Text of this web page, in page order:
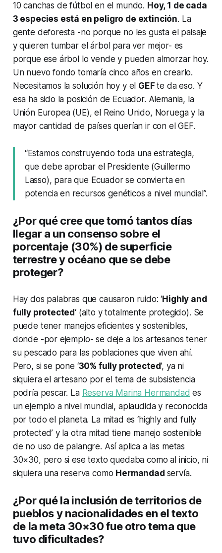
10 canchas de fútbol en el mundo. Hoy, 1 de cada
3 especies está en peligro de extinción. La
gente deforesta -no porque no les gusta el paisaje
y quieren tumbar el árbol para ver mejor- es
porque ese árbol lo vende y pueden almorzar hoy.
Un nuevo fondo tomaría cinco años en crearlo.
Necesitamos la solución hoy y el GEFte da eso. Y
esa ha sido la posición de Ecuador. Alemania, la
Unión Europea (UE), el Reino Unido, Noruega y la
mayor cantidad de países querían ir con el GEF.
“Estamos construyendo toda una estrategia,
que debe aprobar el Presidente (Guillermo
Lasso), para que Ecuador se convierta en
potencia en recursos genéticos a nivel mundial”.
¿Por qué cree que tomó tantos días
llegar a un consenso sobre el
porcentaje (30%) de superficie
terrestre y océano que se debe
proteger?
Hay dos palabras que causaron ruido: ‘Highly and
fully protected‘ (alto y totalmente protegido). Se
puede tener manejos eficientes y sostenibles,
donde -por ejemplo- se deje a los artesanos tener
su pescado para las poblaciones que viven ahí.
Pero, si se pone ‘30% fully protected‘, ya ni
siquiera el artesano por el tema de subsistencia
podría pescar. La Reserva Marina Hermandad es
un ejemplo a nivel mundial, aplaudida y reconocida
por todo el planeta. La mitad es ‘highly and fully
protected’ y la otra mitad tiene manejo sostenible
de no uso de palangre. Así aplica a las metas
30×30, pero si ese texto quedaba como al inicio, ni
siquiera una reserva como Hermandad servía.
¿Por qué la inclusión de territorios de
pueblos y nacionalidades en el texto
de la meta 30×30 fue otro tema que
tuvo dificultades?